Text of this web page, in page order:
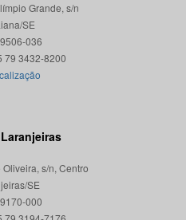
Grande, s/n
SE
036
s/n, Centro
SE
000